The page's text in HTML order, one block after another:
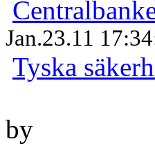
Jan.23.11
Tyska
by